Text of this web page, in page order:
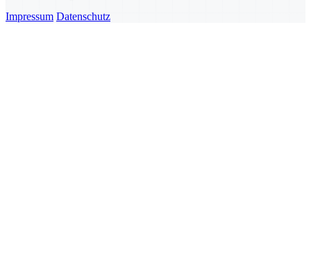
Impressum Datenschutz